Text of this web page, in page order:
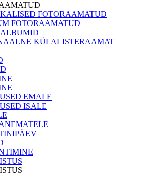
FOTORAAMATUD
FOTORAAMATUD
KÜLALISTERAAMAT
EMALE
ISALE